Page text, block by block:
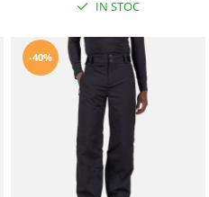
IN STOC
-40%